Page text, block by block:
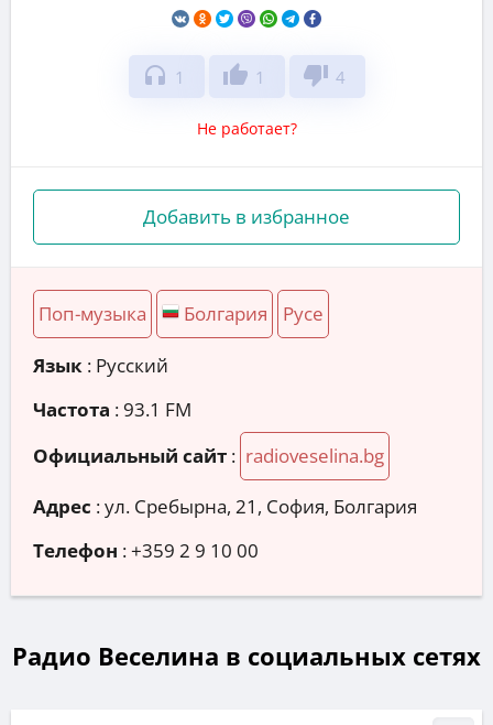
headphones 1 thumb_up 1 thumb_down 4
Не работает?
Добавить в избранное
Поп-музыка Болгария Русе
Язык : Русский
Частота : 93.1 FM
Официальный сайт : radioveselina.bg
Адрес :ул. Сребырна, 21, София, Болгария
Телефон :+359 2 9 10 00
Радио Веселина в социальных сетях